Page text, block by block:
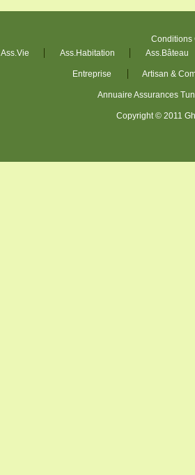
Conditions
Ass.Vie Ass.Habitation Ass.Bâteau
Entreprise Artisan &
Annuaire Assurances
Copyright © 2011